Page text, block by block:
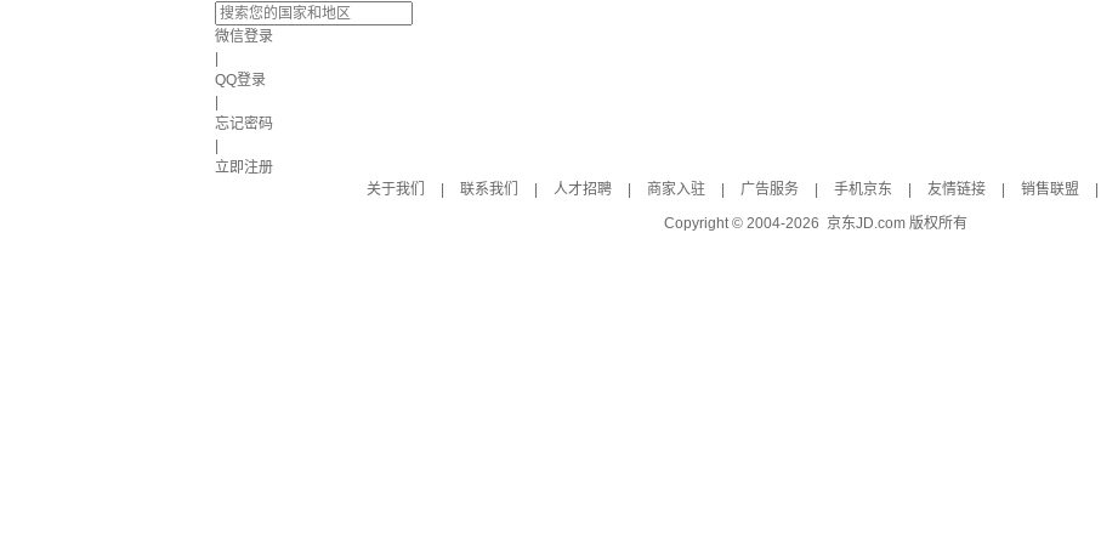
微信登录
QQ登录
忘记密码
立即注册
关于我们
联系我们 人才招聘 商家入驻 广告服务 手机京东 友情链接 销售联盟
Copyright © 2004-2026 京东JD.com 版权所有